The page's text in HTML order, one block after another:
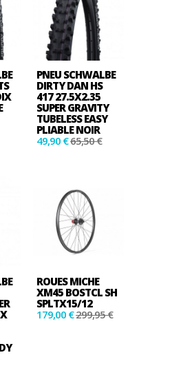
PNEU SCHWALBE
DIRTY DAN HS
417 27.5X2.35
SUPER GRAVITY
TUBELESS EASY
PLIABLE NOIR
49,90 €65,50 €
ROUES MICHE
XM45 BOSTCL SH
SPLTX15/12
179,00 €299,95 €